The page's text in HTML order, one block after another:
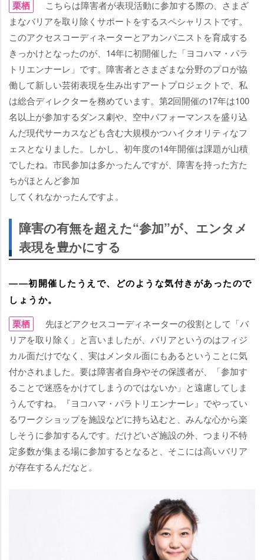
栗栖
こちらは障害者が表現活動に参加する際の、さまざ
まなバリアを取り除くサポートをするスペシャリストです。
このアクセスコーディネーターとアカンパニストを育成する
きっかけとなったのが、14年に初開催した「ヨコハマ・パラ
トリエンナーレ」です。障害者とさまざまな分野のプロが協
働して新しい芸術表現を生み出すアートプロジェクトで、私
は総合ディレクターを務めています。第2回開催の17年は100
名以上が参加するダンス劇や、空中パフォーマンスを盛り込
んだ現代サーカスなども含む大規模かつハイクオリティなフ
ェスとなりました。しかし、初年度の14年開催は課題が山積
でしたね。市民参加は多かったんですが、障害を持った方た
ちがほとんど参加
してくれなかったんですよ。
障害の有無を超えた“参加”が、エンタメ
表現を豊かにする
――初開催したうえで、どのような気付きがあったので
しょうか。
栗栖
先ほどアクセスコーディネーターの役割として「バ
リアを取り除く」と言いましたが、バリアというのはフィジ
カル面だけでなく、実はメンタル面にもあるということに気
付かされました。要は障害者自身やその保護者が、「参加す
ることで迷惑をかけてしまうのではないか」と遠慮してしま
うんですね。『ヨコハマ・パラトリエンナーレ』でやってい
るワークショップを施設などに持ち込むと、みんな心から楽
しそうに参加するんです。だけどいざ施設の外、つまり不特
定多数が集まる場に参加するとなると、そこには高いバリア
が存在するんだなと。